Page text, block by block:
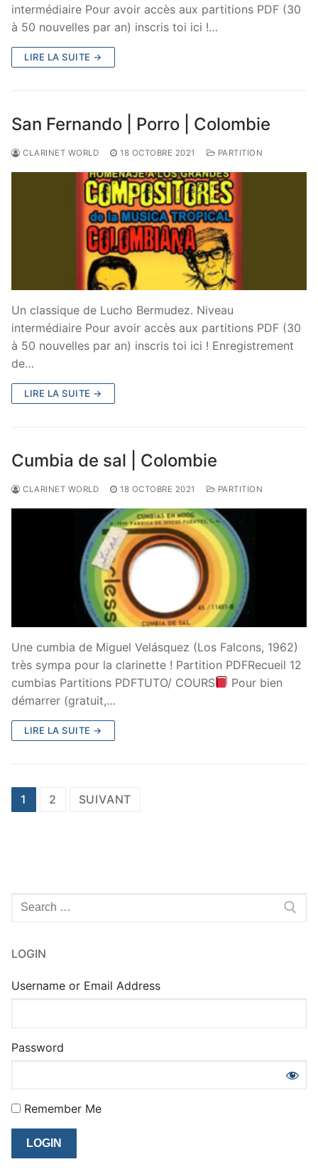
intermédiaire Pour avoir accès aux partitions PDF (30
à 50 nouvelles par an) inscris toi ici !…
LIRE LA SUITE →
San Fernando | Porro | Colombie
CLARINET WORLD 18 OCTOBRE 2021 PARTITION
Un classique de Lucho Bermudez. Niveau
intermédiaire Pour avoir accès aux partitions PDF (30
à 50 nouvelles par an) inscris toi ici ! Enregistrement
de…
LIRE LA SUITE →
Cumbia de sal | Colombie
CLARINET WORLD 18 OCTOBRE 2021 PARTITION
Une cumbia de Miguel Velásquez (Los Falcons, 1962)
très sympa pour la clarinette ! Partition PDFRecueil 12
cumbias Partitions PDFTUTO/ COURS
Pour bien
démarrer (gratuit,…
LIRE LA SUITE →
Navigation
1 2 SUIVANT
Rechercher
:
LOGIN
Username or Email Address
Password
Remember Me